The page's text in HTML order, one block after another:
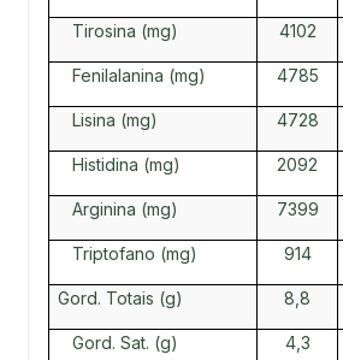
Tirosina (mg) 4102
Fenilalanina (mg) 4785
Lisina (mg) 4728
Histidina (mg) 2092
Arginina (mg) 7399
Triptofano (mg) 914
Gord. Totais (g) 8,8
Gord. Sat. (g) 4,3